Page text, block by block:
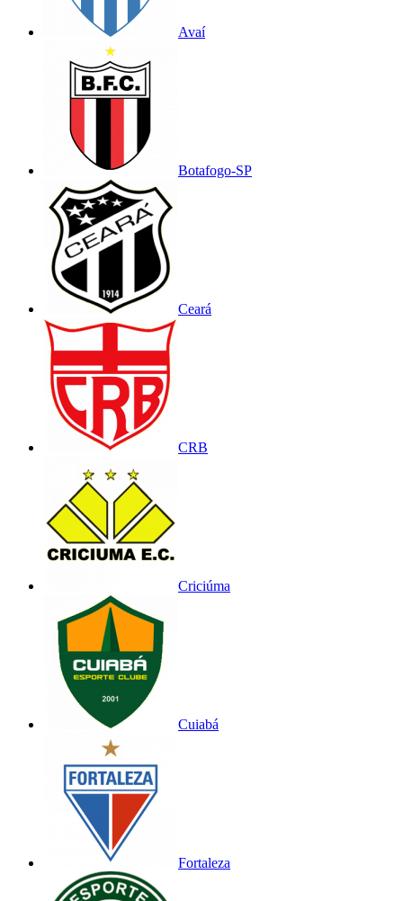
Avaí
Botafogo-SP
Ceará
CRB
Criciúma
Cuiabá
Fortaleza